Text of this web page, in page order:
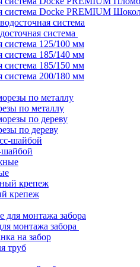
система Docke PREMIUM
система
система 125/100 мм
система 185/140 мм
система 185/150 мм
система 200/180 мм
по металлу
по дереву
шайбой
крепеж
монтажа забора
на забор
труб